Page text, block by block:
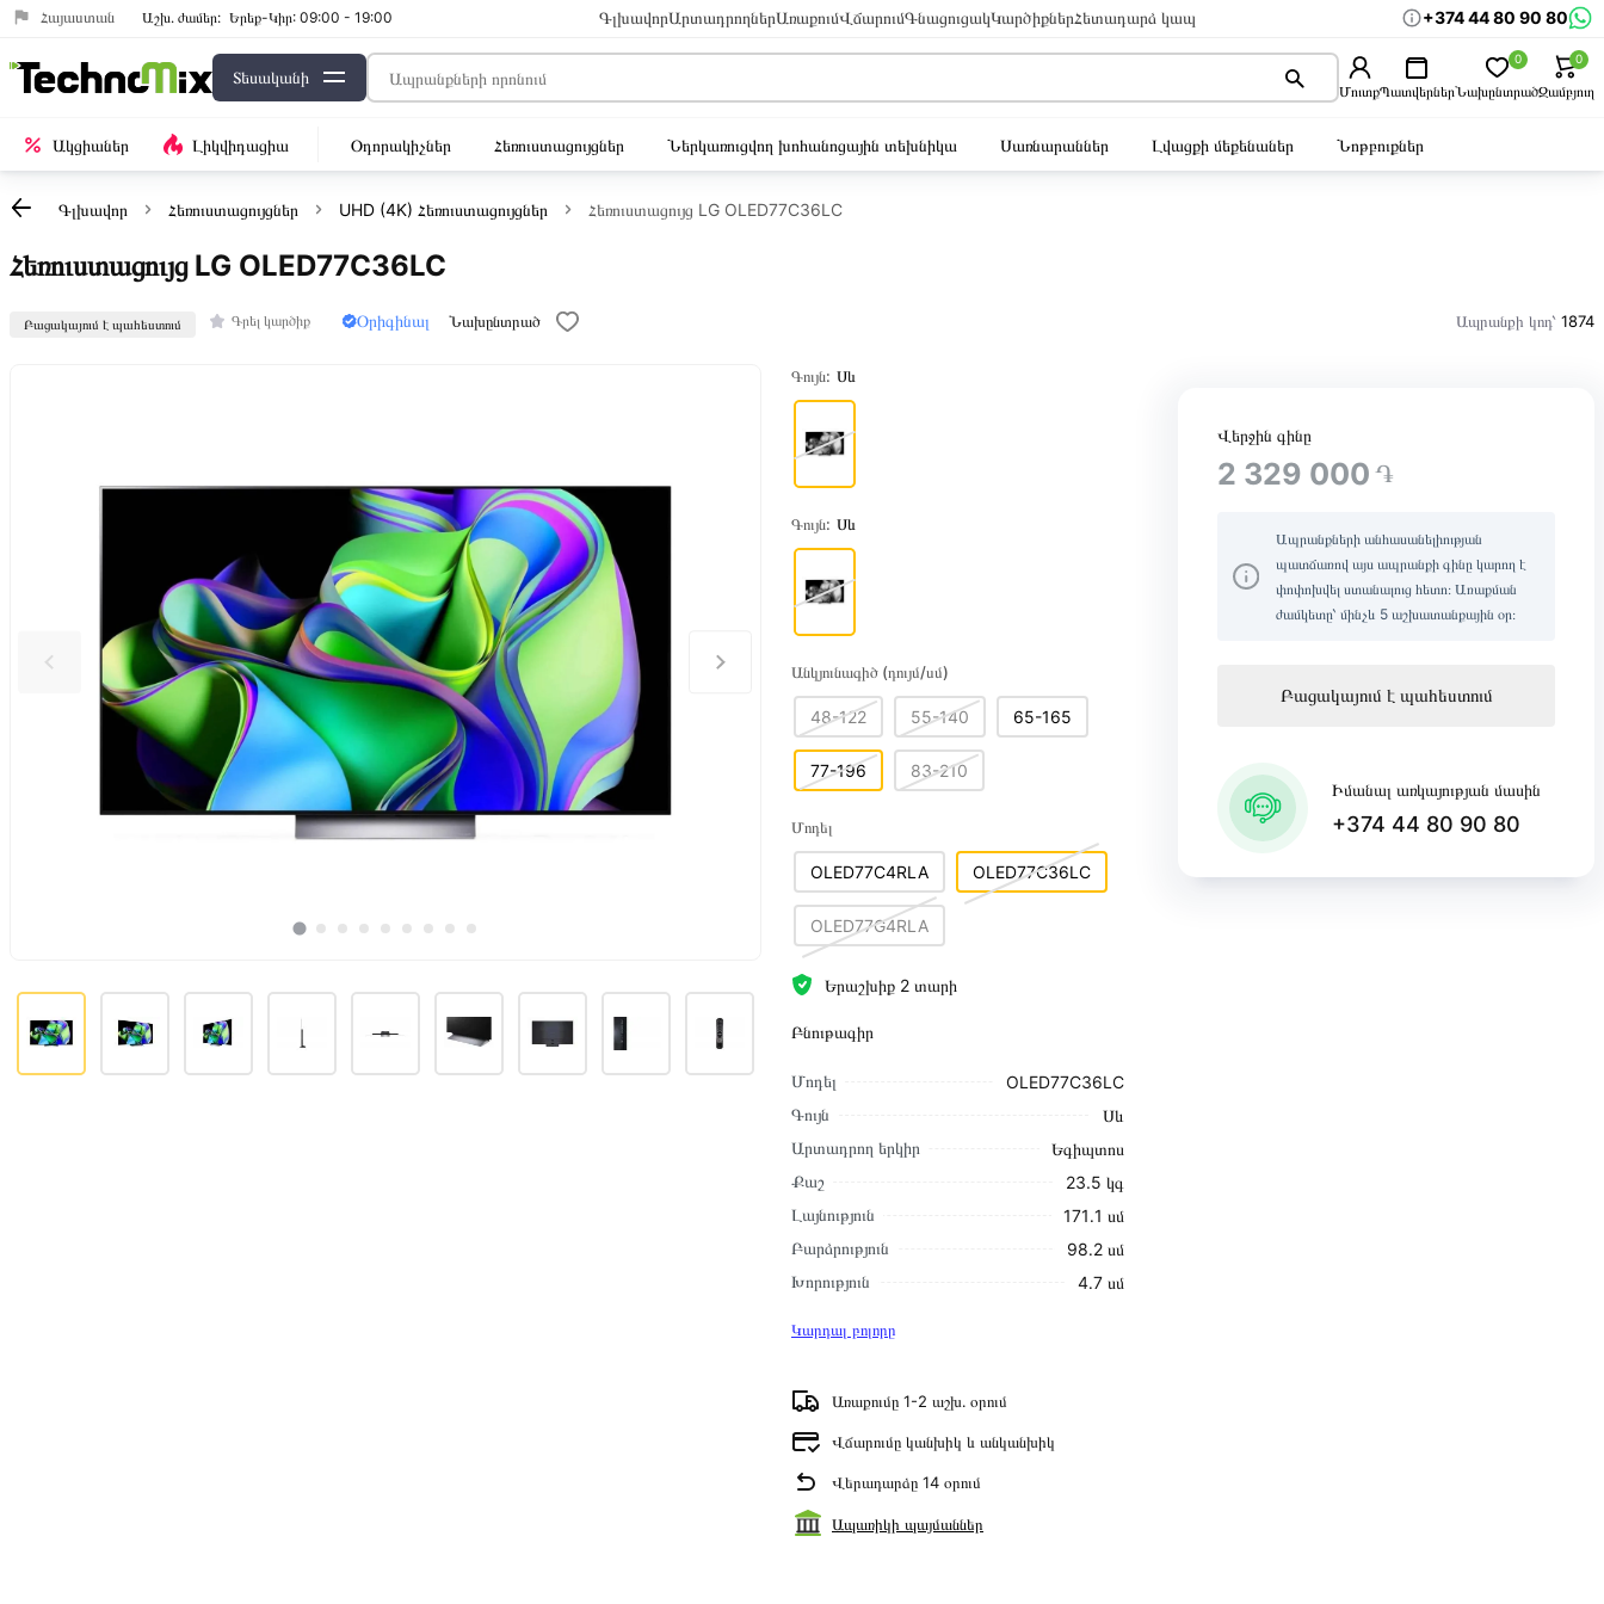
Հայաստան Աշխ․ ժամեր: Երեք-Կիր: 09:00 - 19:00 ԳլխավորԱրտադրողներԱռաքումՎճարումԳնացուցակԿարծիքներՀետադարձ կապ +374 44 80 90 80
Տեսականի
ՄուտքՊատվերներՆախընտրած
0
Զամբյուղ
0
Ակցիաներ Լիկվիդացիա Օդորակիչներ Հեռուստացույցներ Ներկառուցվող խոհանոցային տեխնիկա Սառնարաններ Լվացքի մեքենաներ Նոթբուքներ
Գլխավոր Հեռուստացույցներ UHD (4K) Հեռուստացույցներ Հեռուստացույց LG OLED77C36LC
Հեռուստացույց LG OLED77C36LC
Բացակայում է պահեստում Գրել կարծիք Օրիգինալ Նախընտրած Ապրանքի կոդ՝ 1874
Գույն: Սև
Գույն: Սև
Անկյունագիծ (դույմ/սմ)
48-122 55-140 65-165
77-196 83-210
Մոդել
OLED77C4RLA OLED77C36LC
OLED77G4RLA
Երաշխիք 2 տարի
Բնութագիր
Մոդել
OLED77C36LC
Գույն
Սև
Արտադրող երկիր
Եգիպտոս
Քաշ
23.5 կգ
Լայնություն
171․1 սմ
Բարձրություն
98․2 սմ
Խորություն
4․7 սմ
Կարդալ բոլորը
Առաքումը 1-2 աշխ․ օրում
Վճարումը կանխիկ և անկանխիկ
Վերադարձը 14 օրում
Ապառիկի պայմաններ
Վերջին գինը
2 329 000 ֏
Ապրանքների անհասանելիության
պատճառով այս ապրանքի գինը կարող է
փոփոխվել ստանալուց հետո։ Առաքման
ժամկետը՝ մինչև 5 աշխատանքային օր։
Բացակայում է պահեստում
Իմանալ առկայության մասին
+374 44 80 90 80